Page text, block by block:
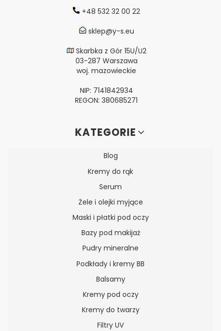
+48 532 32 00 22
sklep@y-s.eu
Skarbka z Gór 15U/U2
03-287 Warszawa
woj. mazowieckie
NIP: 7141842934
REGON: 380685271
Linki w stopceKATEGORIE
Blog
Kremy do rąk
Serum
Żele i olejki myjące
Maski i płatki pod oczy
Bazy pod makijaż
Pudry mineralne
Podkłady i kremy BB
Balsamy
Kremy pod oczy
Kremy do twarzy
Filtry UV